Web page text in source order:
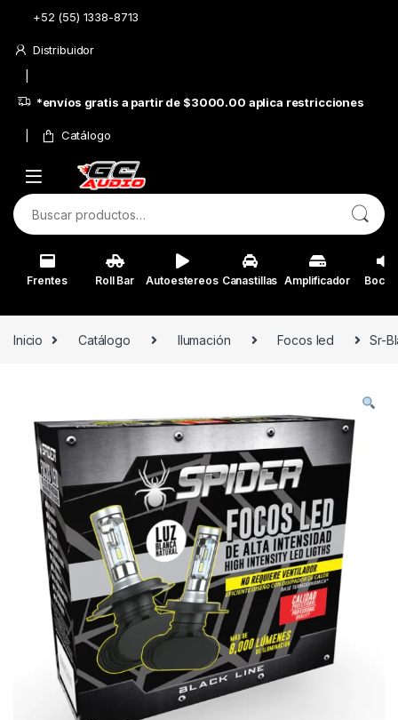
Skip to navigation
Skip to content
+52 (55) 1338-8713
Distribuidor
*envíos gratis a partir de $3000.00 aplica restricciones
Catálogo
Buscar por:
Frentes Roll Bar Autoestereos Canastillas Amplificador
Inicio Catálogo Ilumación Focos led Sr-